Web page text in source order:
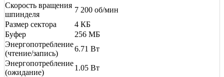
Скорость вращения
шпинделя
7 200 об/мин
Размер сектора
4 КБ
Буфер
256 МБ
Энергопотребление
(чтение/запись)
6.71 Вт
Энергопотребление
(ожидание)
1.05 Вт